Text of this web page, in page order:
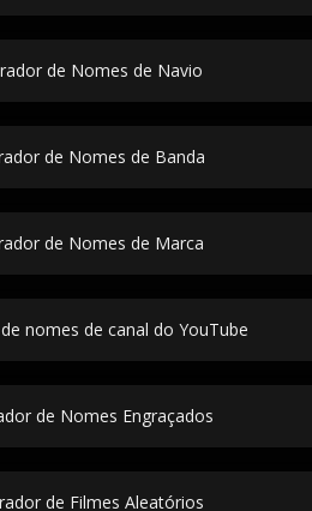
de Nomes de Navio
de Nomes de Banda
de Nomes de Marca
nomes de canal do YouTube
de Nomes Engraçados
de Filmes Aleatórios